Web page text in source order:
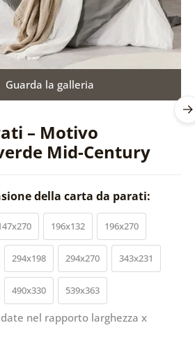
– Motivo
Mid-Century
Guarda la galleria
della carta da parati:
196x132 196x270
294x198 294x270 343x231
490x330 539x363
nel rapporto larghezza x